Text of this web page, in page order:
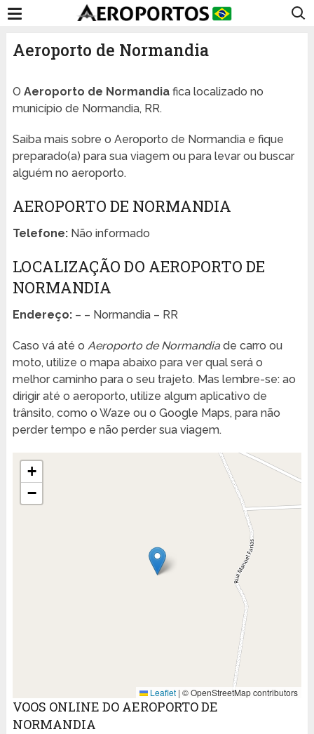
Aeroporto de Normandia
O Aeroporto de Normandiafica localizado no
município de Normandia, RR.
Saiba mais sobre o Aeroporto de Normandia e fique
preparado(a) para sua viagem ou para levar ou buscar
alguém no aeroporto.
AEROPORTO DE NORMANDIA
Telefone:Não informado
LOCALIZAÇÃO DO AEROPORTO DE
NORMANDIA
Endereço:– – Normandia – RR
Caso vá até o Aeroporto de Normandiade carro ou
moto, utilize o mapa abaixo para ver qual será o
melhor caminho para o seu trajeto. Mas lembre-se: ao
dirigir até o aeroporto, utilize algum aplicativo de
trânsito, como o Waze ou o Google Maps, para não
perder tempo e não perder sua viagem.
+
−
Leaflet | © OpenStreetMap contributors
VOOS ONLINE DO AEROPORTO DE
NORMANDIA